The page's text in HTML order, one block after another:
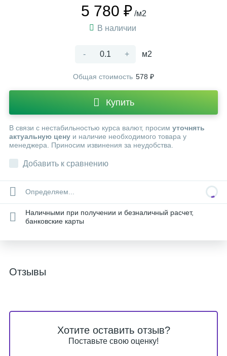
5 780 ₽ /м2
В наличии
- + м2
Общая стоимость 578 ₽
Купить
В связи с нестабильностью курса валют, просим уточнять
актуальную цену и наличие необходимого товара у
менеджера. Приносим извинения за неудобства.
Добавить к сравнению
Определяем...
Наличными при получении и безналичный расчет,
банковские карты
Отзывы
Хотите оставить отзыв?
Поставьте свою оценку!